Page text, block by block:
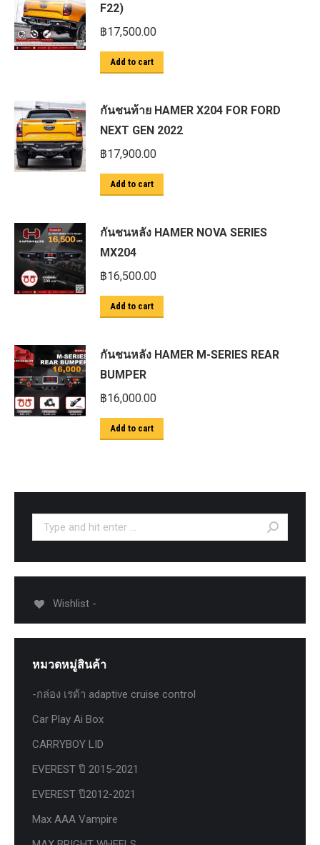
F22)
฿17,500.00
Add to cart
กันชนท้าย HAMER X204 FOR FORD
NEXT GEN 2022
฿17,900.00
Add to cart
กันชนหลัง HAMER NOVA SERIES
MX204
฿16,500.00
Add to cart
กันชนหลัง HAMER M-SERIES REAR
BUMPER
฿16,000.00
Add to cart
Search:
Wishlist -
หมวดหมู่สินค้า
-กล่อง เรด้า adaptive cruise control
Car Play Ai Box
CARRYBOY LID
EVEREST ปี 2015-2021
EVEREST ปี2012-2021
Max AAA Vampire